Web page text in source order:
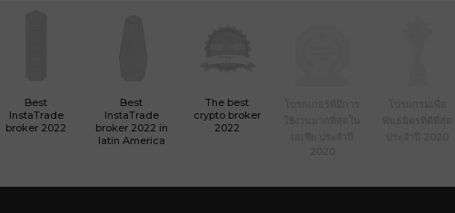
Best
InstaTrade
broker 2022
Best
InstaTrade
broker 2022 in
latin America
The best
crypto broker
2022